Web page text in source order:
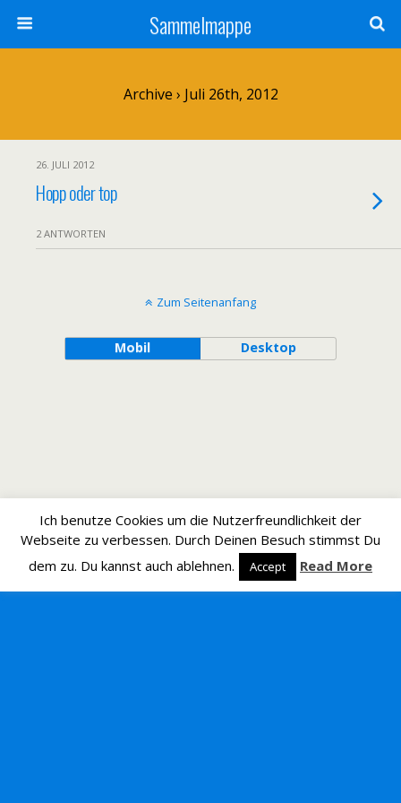
Sammelmappe
Archive › Juli 26th, 2012
26. JULI 2012
Hopp oder top
2 ANTWORTEN
Zum Seitenanfang
Mobil Desktop
Ich benutze Cookies um die Nutzerfreundlichkeit der
Webseite zu verbessen. Durch Deinen Besuch stimmst Du
dem zu. Du kannst auch ablehnen.
Accept Read More